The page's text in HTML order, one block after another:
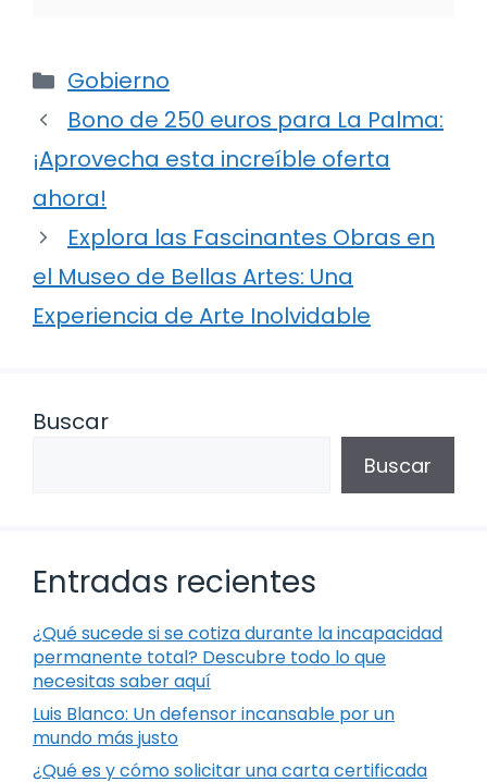
Categorías
Gobierno
Bono de 250 euros para La Palma:
¡Aprovecha esta increíble oferta
ahora!
Explora las Fascinantes Obras en
el Museo de Bellas Artes: Una
Experiencia de Arte Inolvidable
Buscar
Buscar
Entradas recientes
¿Qué sucede si se cotiza durante la incapacidad
permanente total? Descubre todo lo que
necesitas saber aquí
Luis Blanco: Un defensor incansable por un
mundo más justo
¿Qué es y cómo solicitar una carta certificada